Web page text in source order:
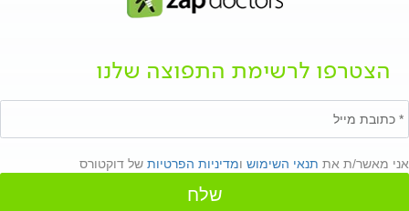
הצטרפו לרשימת התפוצה שלנו
אני מאשר/ת את תנאי השימוש ומדיניות הפרטיות של דוקטורס
שלח